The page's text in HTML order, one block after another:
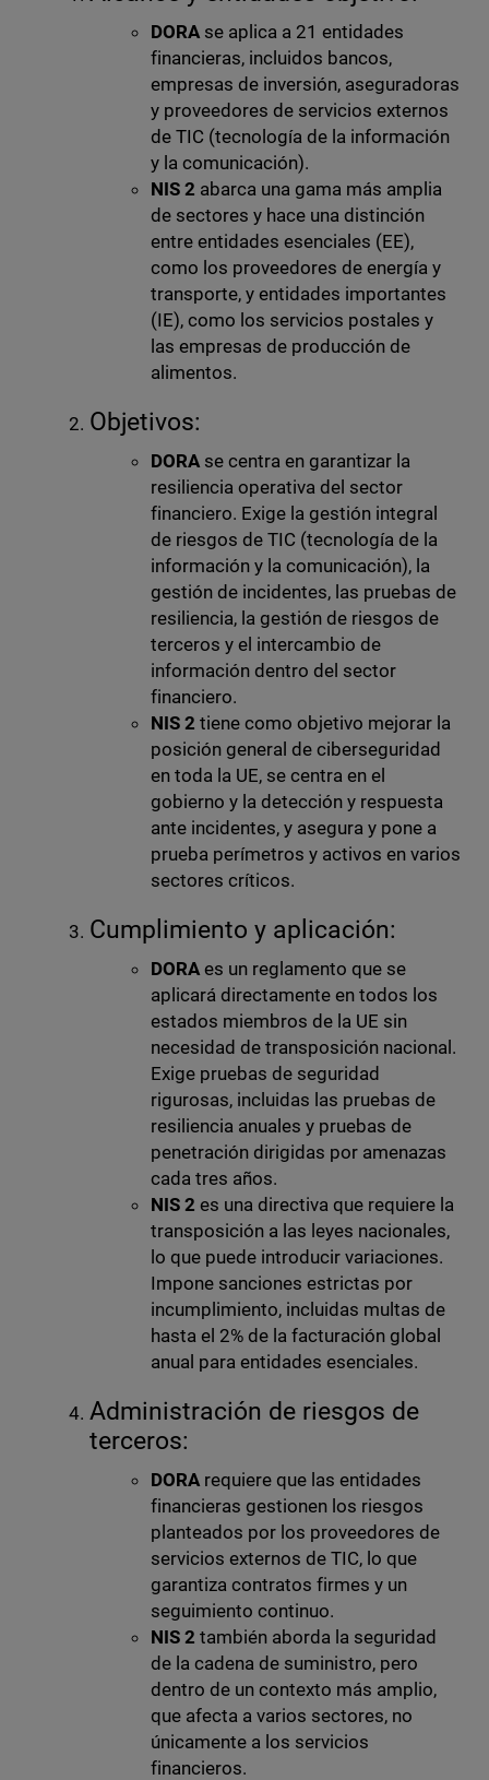
DORAse aplica a 21 entidades
financieras, incluidos bancos,
empresas de inversión, aseguradoras
y proveedores de servicios externos
de TIC (tecnología de la información
y la comunicación).
NIS 2 abarca una gama más amplia
de sectores y hace una distinción
entre entidades esenciales (EE),
como los proveedores de energía y
transporte, y entidades importantes
(IE), como los servicios postales y
las empresas de producción de
alimentos.
Objetivos:
DORAse centra en garantizar la
resiliencia operativa del sector
financiero. Exige la gestión integral
de riesgos de TIC (tecnología de la
información y la comunicación), la
gestión de incidentes, las pruebas de
resiliencia, la gestión de riesgos de
terceros y el intercambio de
información dentro del sector
financiero.
NIS 2 tiene como objetivo mejorar la
posición general de ciberseguridad
en toda la UE, se centra en el
gobierno y la detección y respuesta
ante incidentes, y asegura y pone a
prueba perímetros y activos en varios
sectores críticos.
Cumplimiento y aplicación:
DORAes un reglamento que se
aplicará directamente en todos los
estados miembros de la UE sin
necesidad de transposición nacional.
Exige pruebas de seguridad
rigurosas, incluidas las pruebas de
resiliencia anuales y pruebas de
penetración dirigidas por amenazas
cada tres años.
NIS 2 es una directiva que requiere la
transposición a las leyes nacionales,
lo que puede introducir variaciones.
Impone sanciones estrictas por
incumplimiento, incluidas multas de
hasta el 2% de la facturación global
anual para entidades esenciales.
Administración de riesgos de
terceros:
DORArequiere que las entidades
financieras gestionen los riesgos
planteados por los proveedores de
servicios externos de TIC, lo que
garantiza contratos firmes y un
seguimiento continuo.
NIS 2 también aborda la seguridad
de la cadena de suministro, pero
dentro de un contexto más amplio,
que afecta a varios sectores, no
únicamente a los servicios
financieros.